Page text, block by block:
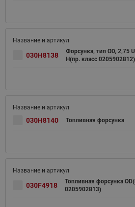
030H8138
Форсунка, тип OD, 2,75
H(пр. класс 0205902812)
030H8140 Топливная форсунка
030F4918
Топливная форсунка
0205902813)